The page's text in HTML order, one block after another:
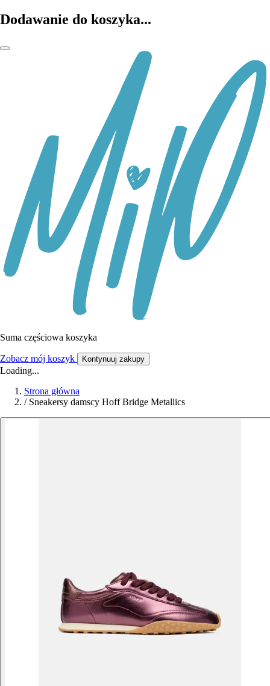
Dodawanie do koszyka...
Suma częściowa koszyka
Zobacz mój koszyk Kontynuuj zakupy
Loading...
Strona główna
/ Sneakersy damscy Hoff Bridge Metallics